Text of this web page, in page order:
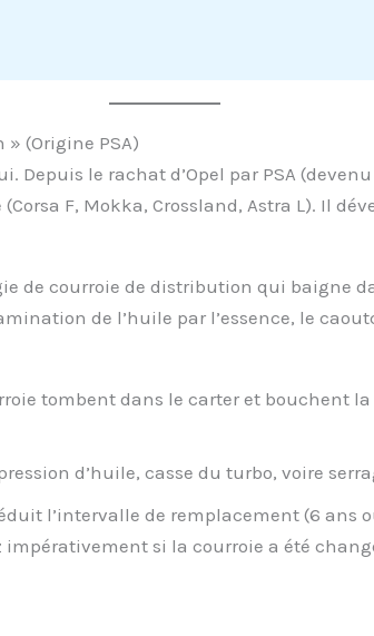
» (Origine PSA)
Depuis le rachat d’Opel par PSA
F, Mokka, Crossland, Astra L). Il
de courroie de distribution qui baigne
de l’huile par l’essence, le
tombent dans le carter et bouchent
d’huile, casse du turbo, voire
l’intervalle de remplacement (6 ans
si la courroie a été